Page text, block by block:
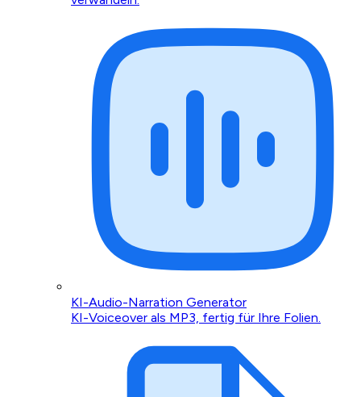
KI-Audio-Narration Generator
KI-Voiceover als MP3, fertig für Ihre Folien.